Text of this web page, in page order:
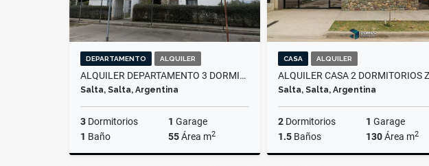
DEPARTAMENTO ALQUILER
ALQUILER DEPARTAMENTO 3 DORMITORIOS, AMPLIACION EL BOSQUE
Salta, Salta, Argentina
3 Dormitorios 1 Garage
1 Baño 55Área m2
CASA ALQUILER
Salta, Salta, Argentina
2 Dormitorios 1 Garage
1.5 Baños 130Área m2